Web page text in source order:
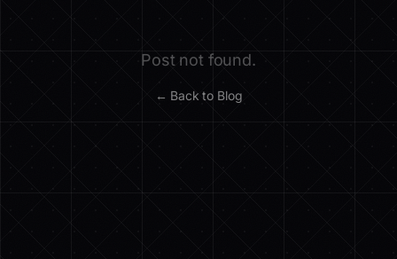
Post not found.
← Back to Blog